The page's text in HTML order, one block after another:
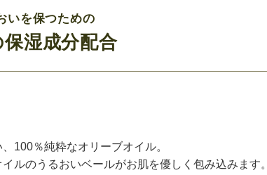
いを保つための
湿成分配合
100％純粋なオリーブオイル。
ルのうるおいベールがお肌を優しく包み込みます。